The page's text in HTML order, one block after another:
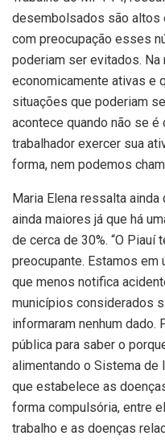
desembolsados são altos
com preocupação esses
poderiam ser evitados.
economicamente ativas e
situações que poderiam
acontece quando não se é
trabalhador exercer sua
forma, nem podemos
Maria Elena ressalta
ainda maiores já que há
de cerca de 30%. “O Piauí
preocupante. Estamos
que menos notifica
municípios considerados
informaram nenhum
pública para saber o
alimentando o Sistema de
que estabelece as
forma compulsória, entre
trabalho e as doenças